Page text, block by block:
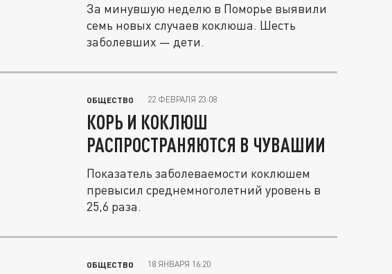
За минувшую неделю в Поморье выявили
семь новых случаев коклюша. Шесть
заболевших — дети.
ОБЩЕСТВО 22 ФЕВРАЛЯ 23:08
КОРЬ И КОКЛЮШ
РАСПРОСТРАНЯЮТСЯ В ЧУВАШИИ
Показатель заболеваемости коклюшем
превысил среднемноголетний уровень в
25,6 раза.
ОБЩЕСТВО 18 ЯНВАРЯ 16:20